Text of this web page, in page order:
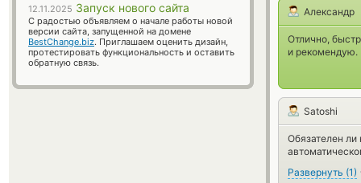
Александр
Отлично,
и рекомендую.
Satoshi
Обязателен ли
Развернуть (1)
12.11.2025 Запуск нового сайта
С радостью объявляем о начале работы новой
версии сайта, запущенной на домене
BestChange.biz. Приглашаем оценить дизайн,
протестировать функциональность и оставить
обратную связь.